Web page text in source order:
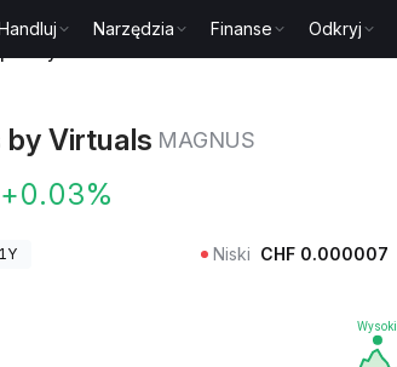
Narzędzia Finanse Odkryj
by Virtuals MAGNUS
+0.03%
1Y Niski CHF 0.000007